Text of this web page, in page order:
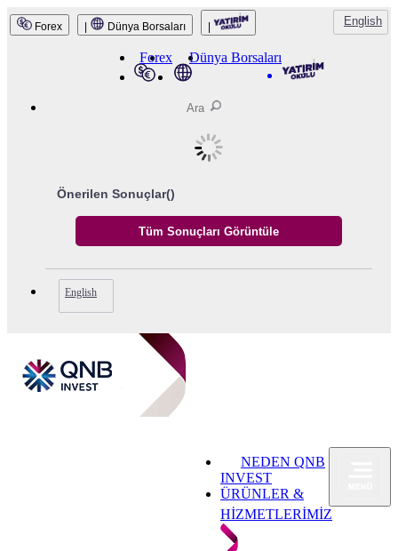
QNB Invest
Forex Dünya Borsaları English
Forex Dünya Borsaları
Önerilen Sonuçlar()
English
NEDEN QNB
INVEST
ÜRÜNLER &
HİZMETLERİMİZ